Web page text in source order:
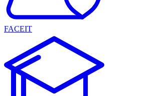
FACEIT